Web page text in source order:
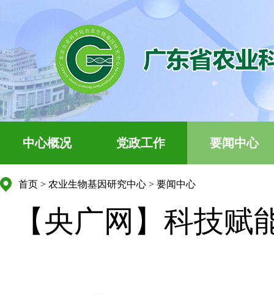
中心概况 党政工作 要闻中心
首页 > 农业生物基因研究中心 > 要闻中心
【央广网】科技